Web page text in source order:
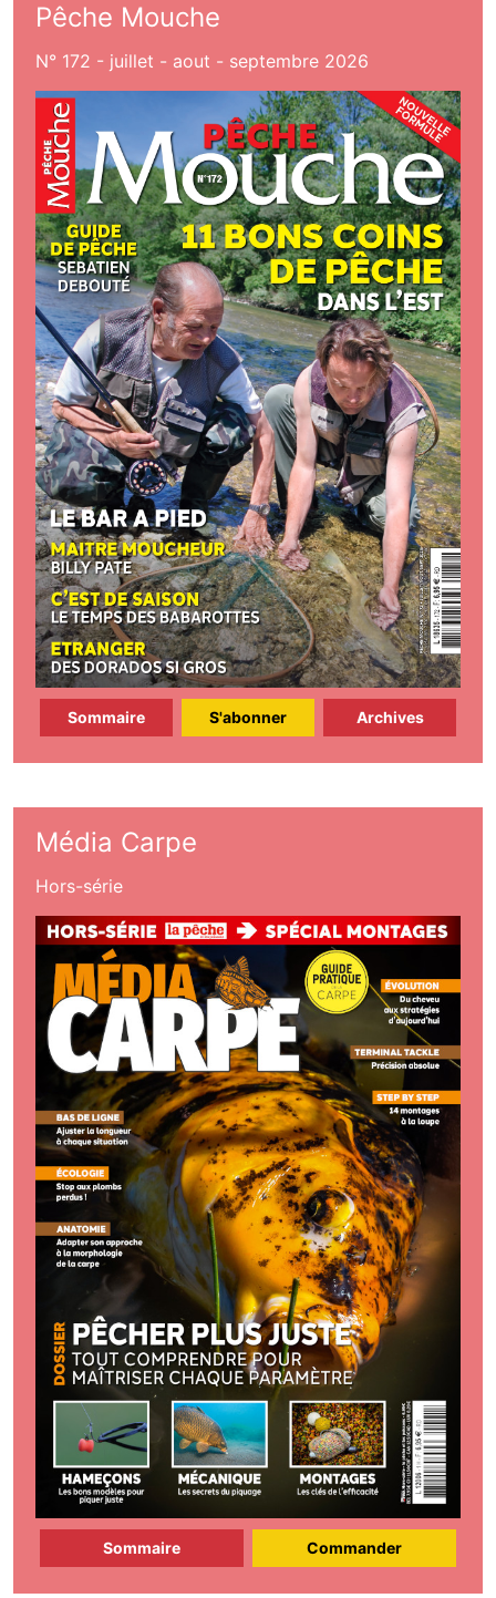
Pêche Mouche
N° 172 - juillet - aout - septembre 2026
Sommaire S'abonner Archives
Média Carpe
Hors-série
Sommaire Commander